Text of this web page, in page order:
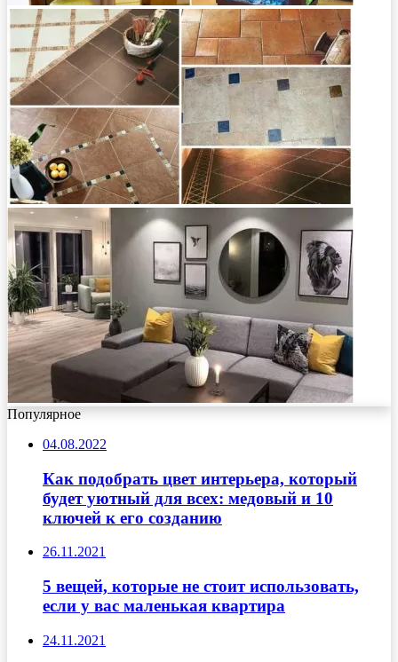
Популярное
04.08.2022
Как подобрать цвет интерьера, который
будет уютный для всех: медовый и 10
ключей к его созданию
26.11.2021
5 вещей, которые не стоит использовать,
если у вас маленькая квартира
24.11.2021